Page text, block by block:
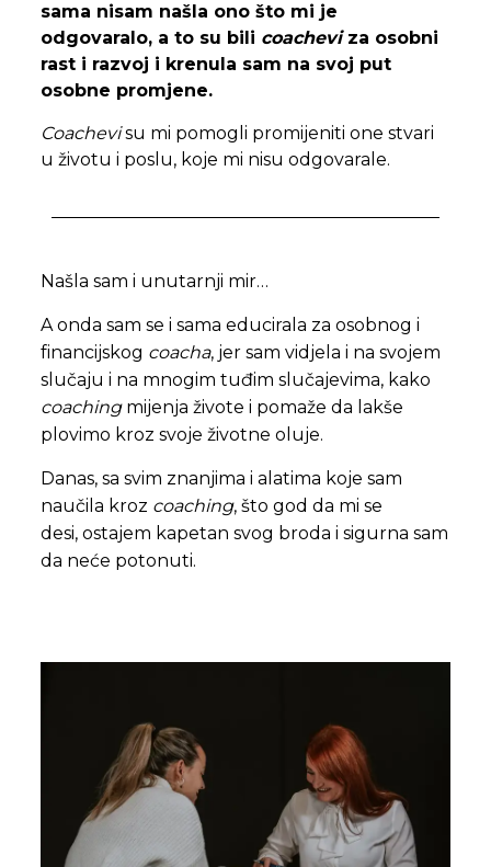
sama nisam našla ono što mi je
odgovaralo, a to su bili coacheviza osobni
rast i razvoj i krenula sam na svoj put
osobne promjene.
Coachevisu mi pomogli promijeniti one stvari
u životu i poslu, koje mi nisu odgovarale.
Našla sam i unutarnji mir…
Aonda sam se i sama educirala za osobnog i
financijskog coacha, jer sam vidjela i na svojem
slučaju i na mnogim tuđim slučajevima, kako
coachingmijenja živote i pomaže da lakše
plovimo kroz svoje životne oluje.
Danas, sa svim znanjima i alatima koje sam
naučila kroz coaching, što god da mi se
desi, ostajem kapetan svog broda i sigurna sam
da neće potonuti.